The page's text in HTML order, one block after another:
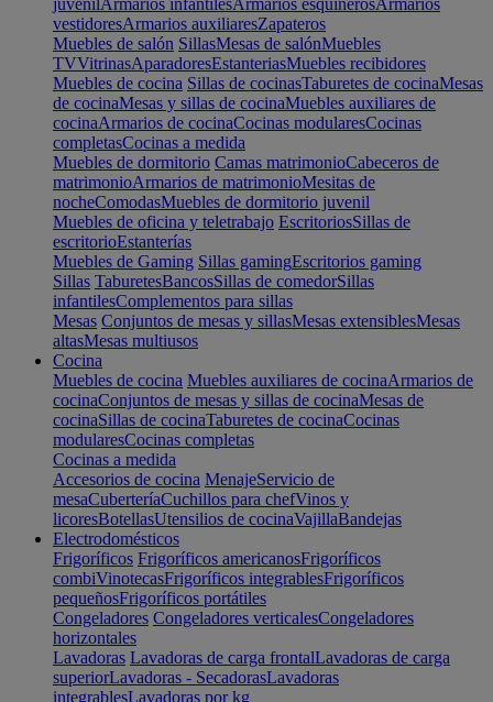
juvenilArmarios infantilesArmarios esquinerosArmarios
vestidoresArmarios auxiliaresZapateros
Muebles de salón SillasMesas de salónMuebles
TVVitrinasAparadoresEstanteriasMuebles recibidores
Muebles de cocina Sillas de cocinasTaburetes de cocinaMesas
de cocinaMesas y sillas de cocinaMuebles auxiliares de
cocinaArmarios de cocinaCocinas modularesCocinas
completasCocinas a medida
Muebles de dormitorio Camas matrimonioCabeceros de
matrimonioArmarios de matrimonioMesitas de
nocheComodasMuebles de dormitorio juvenil
Muebles de oficina y teletrabajo EscritoriosSillas de
escritorioEstanterías
Muebles de Gaming Sillas gamingEscritorios gaming
Sillas TaburetesBancosSillas de comedorSillas
infantilesComplementos para sillas
Mesas Conjuntos de mesas y sillasMesas extensiblesMesas
altasMesas multiusos
Cocina
Muebles de cocina Muebles auxiliares de cocinaArmarios de
cocinaConjuntos de mesas y sillas de cocinaMesas de
cocinaSillas de cocinaTaburetes de cocinaCocinas
modularesCocinas completas
Cocinas a medida
Accesorios de cocina MenajeServicio de
mesaCuberteríaCuchillos para chefVinos y
licoresBotellasUtensilios de cocinaVajillaBandejas
Electrodomésticos
Frigoríficos Frigoríficos americanosFrigoríficos
combiVinotecasFrigoríficos integrablesFrigoríficos
pequeñosFrigoríficos portátiles
Congeladores Congeladores verticalesCongeladores
horizontales
Lavadoras Lavadoras de carga frontalLavadoras de carga
superiorLavadoras - SecadorasLavadoras
integrablesLavadoras por kg